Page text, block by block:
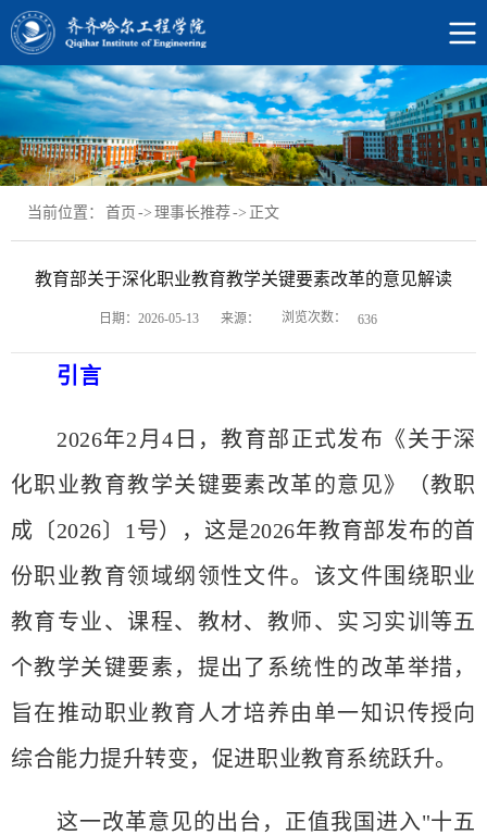
当前位置： 首页 -> 理事长推荐-> 正文
教育部关于深化职业教育教学关键要素改革的意见解读
日期：2026-05-13 来源： 浏览次数： 636
引言
2026年2月4日，教育部正式发布《关于深
化职业教育教学关键要素改革的意见》（教职
成〔2026〕1号），这是2026年教育部发布的首
份职业教育领域纲领性文件。该文件围绕职业
教育专业、课程、教材、教师、实习实训等五
个教学关键要素，提出了系统性的改革举措，
旨在推动职业教育人才培养由单一知识传授向
综合能力提升转变，促进职业教育系统跃升。
这一改革意见的出台，正值我国进入"十五